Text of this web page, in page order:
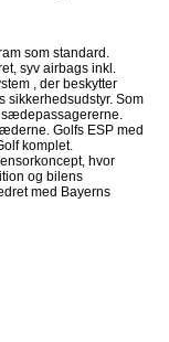
som standard.
syv airbags inkl.
, der beskytter
sikkerhedsudstyr. Som
Golfs ESP med
komplet.
hvor
og bilens
med Bayerns